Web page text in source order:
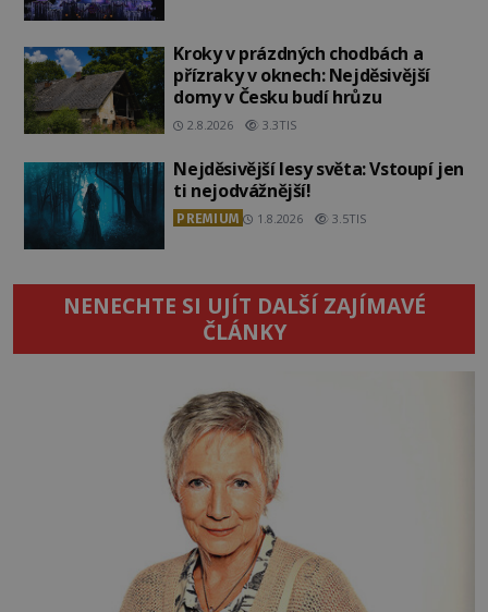
Kroky v prázdných chodbách a
přízraky v oknech: Nejděsivější
domy v Česku budí hrůzu
2.8.2026 3.3TIS
Nejděsivější lesy světa: Vstoupí jen
ti nejodvážnější!
PREMIUM 1.8.2026 3.5TIS
NENECHTE SI UJÍT DALŠÍ ZAJÍMAVÉ
ČLÁNKY